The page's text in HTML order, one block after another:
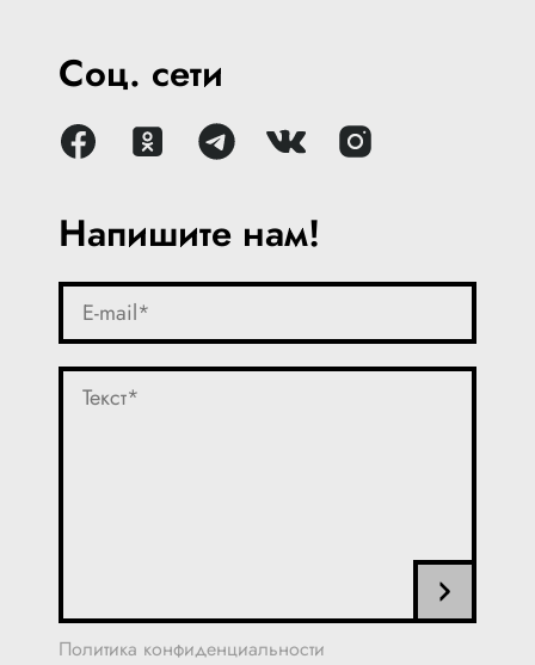
Напишите нам!
Политика конфиденциальности
Соц. сети